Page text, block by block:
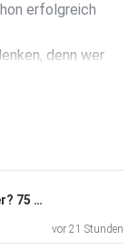
erfolgreich
denn wer
und lesen.
gehört. Wohin
wir bald alle
Wohin mit der ganzen Soft-Power? 75 Jahre Goethe-Institut
vor 21 Stunden